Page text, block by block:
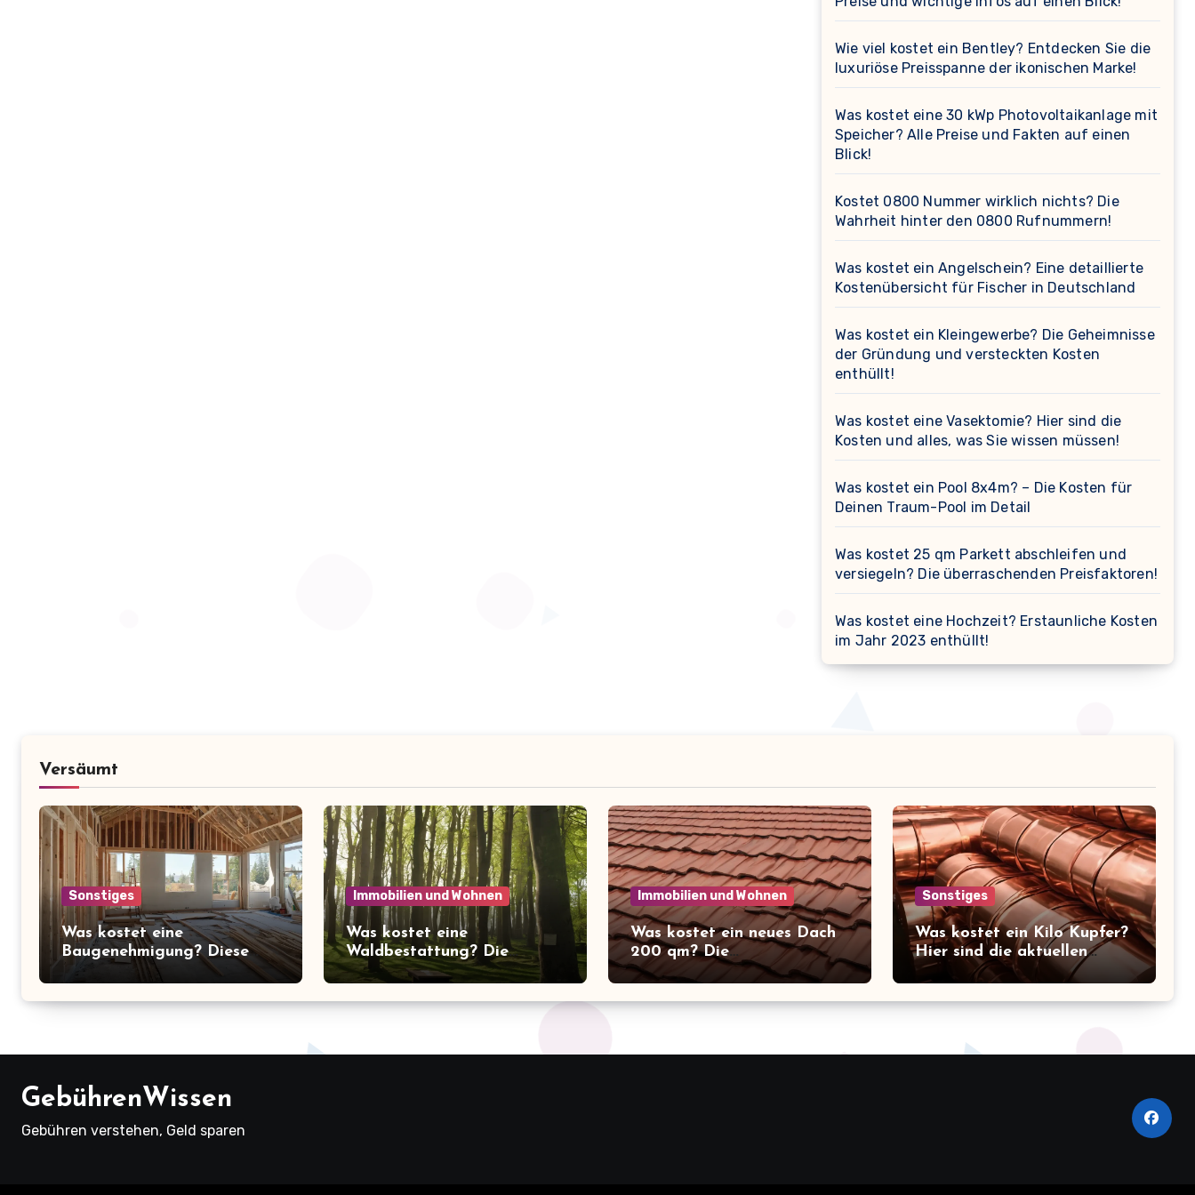
Wie viel kostet ein Bentley? Entdecken Sie die
luxuriöse Preisspanne der ikonischen Marke!
Was kostet eine 30 kWp Photovoltaikanlage mit
Speicher? Alle Preise und Fakten auf einen
Blick!
Kostet 0800 Nummer wirklich nichts? Die
Wahrheit hinter den 0800 Rufnummern!
Was kostet ein Angelschein? Eine detaillierte
Kostenübersicht für Fischer in Deutschland
Was kostet ein Kleingewerbe? Die Geheimnisse
der Gründung und versteckten Kosten
enthüllt!
Was kostet eine Vasektomie? Hier sind die
Kosten und alles, was Sie wissen müssen!
Was kostet ein Pool 8x4m? – Die Kosten für
Deinen Traum-Pool im Detail
Was kostet 25 qm Parkett abschleifen und
versiegeln? Die überraschenden Preisfaktoren!
Was kostet eine Hochzeit? Erstaunliche Kosten
im Jahr 2023 enthüllt!
Versäumt
Sonstiges
Was kostet eine
Baugenehmigung? Diese
Preise müssen Sie kennen!
Immobilien und Wohnen
Was kostet eine
Waldbestattung? Die
überraschende Wahrheit
über die Kosten der letzten
Ruhe
Immobilien und Wohnen
Was kostet ein neues Dach
200 qm? Die
überraschenden Kosten im
Überblick!
Sonstiges
Was kostet ein Kilo Kupfer?
Hier sind die aktuellen
Preise, die Sie kennen
sollten!
GebührenWissen
Gebühren verstehen, Geld sparen